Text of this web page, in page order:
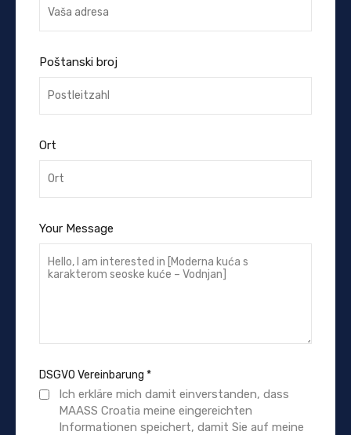
Poštanski broj
Ort
Your Message
DSGVO Vereinbarung *
Ich erkläre mich damit einverstanden, dass
MAASS Croatia meine eingereichten
Informationen speichert, damit Sie auf meine